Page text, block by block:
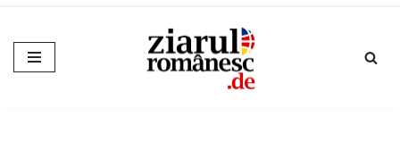
Sari
la